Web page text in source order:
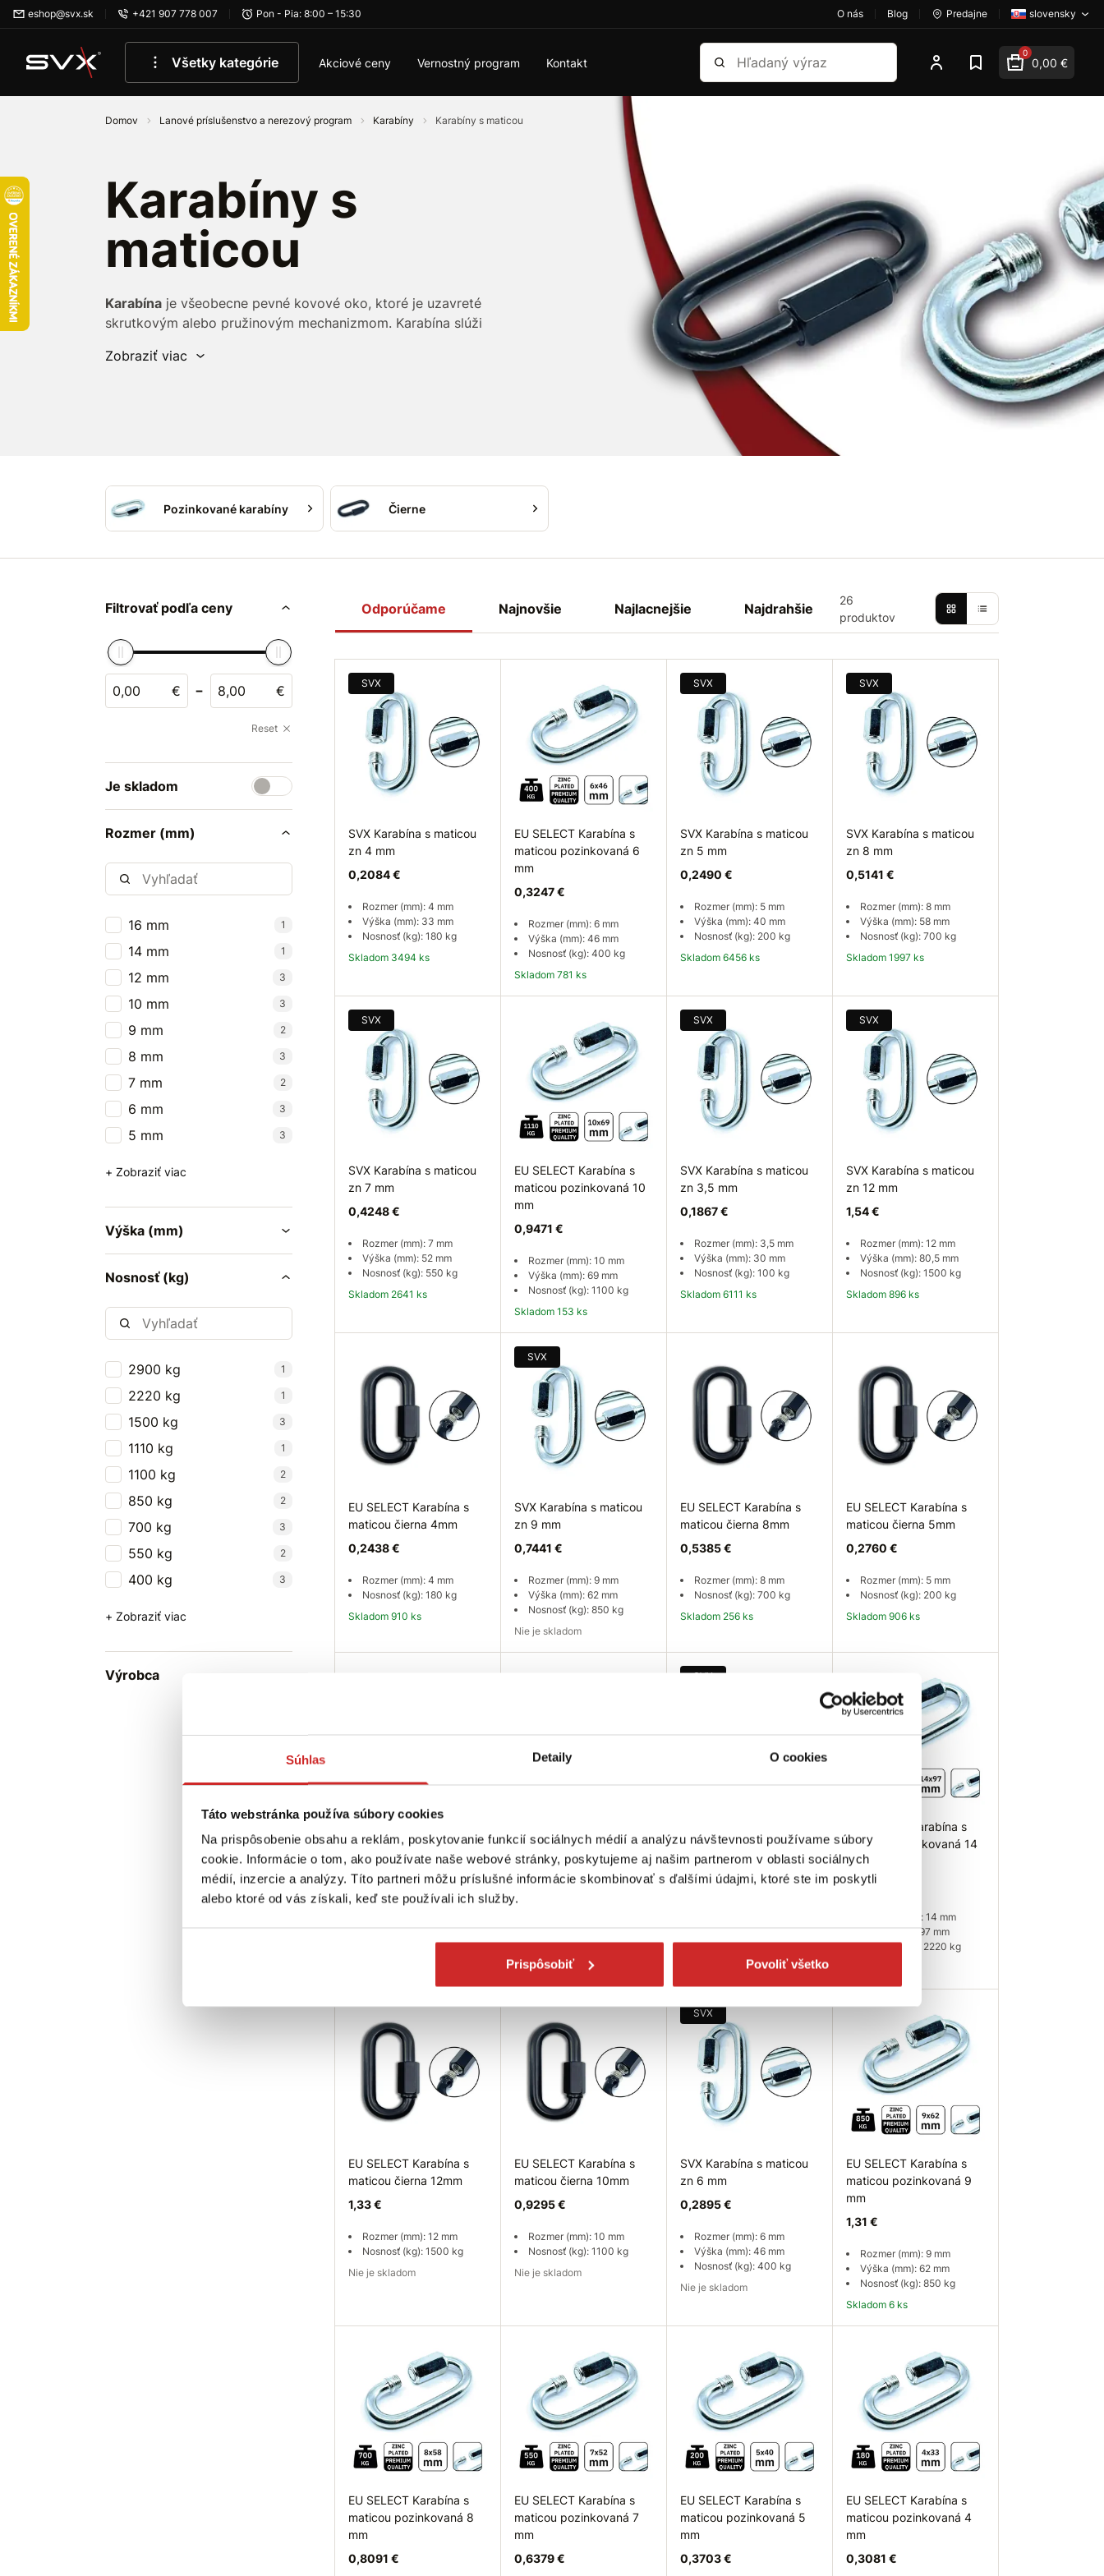
Súhlas Detaily O cookies
Táto webstránka používa súbory cookies
Na prispôsobenie obsahu a reklám, poskytovanie funkcií sociálnych médií a analýzu návštevnosti používame súbory
cookie. Informácie o tom, ako používate naše webové stránky, poskytujeme aj našim partnerom v oblasti sociálnych
médií, inzercie a analýzy. Títo partneri môžu príslušné informácie skombinovať s ďalšími údajmi, ktoré ste im poskytli
alebo ktoré od vás získali, keď ste používali ich služby.
Prispôsobiť Povoliť všetko
Preskočiť na hlavný obsah
eshop@svx.sk +421 907 778 007 Pon - Pia: 8:00 – 15:30 O nás Blog Predajne slovensky
Všetky kategórie Akciové ceny Vernostný program Kontakt
Vyhľadať 0
0,00 €
Domov Lanové príslušenstvo a nerezový program Karabíny Karabíny s maticou
Karabíny s
maticou
Karabína je všeobecne pevné kovové oko, ktoré je uzavreté
skrutkovým alebo pružinovým mechanizmom. Karabína slúži
je napríklad horolezectvo, záchranárstvo, práca vo výškach a
jednoduchým otočením matice zaisťovacej skrutky.
Zobraziť viac
Pozinkované karabíny Čierne
Filtrovať podľa ceny
€ - €
Reset
Je skladom
Rozmer (mm)
16 mm 1
14 mm 1
12 mm 3
10 mm 3
9 mm 2
8 mm 3
7 mm 2
6 mm 3
5 mm 3
+ Zobraziť viac
Výška (mm)
Nosnosť (kg)
2900 kg 1
2220 kg 1
1500 kg 3
1110 kg 1
1100 kg 2
850 kg 2
700 kg 3
550 kg 2
400 kg 3
+ Zobraziť viac
Výrobca
Odporúčame Najnovšie Najlacnejšie Najdrahšie
26
produktov
SVX
SVX Karabína s maticou
zn 4 mm
0,2084 €
Rozmer (mm): 4 mm
Výška (mm): 33 mm
Nosnosť (kg): 180 kg
Skladom 3494 ks
Do košíka
EU SELECT Karabína s
maticou pozinkovaná 6
mm
0,3247 €
Rozmer (mm): 6 mm
Výška (mm): 46 mm
Nosnosť (kg): 400 kg
Skladom 781 ks
SVX
SVX Karabína s maticou
zn 5 mm
0,2490 €
Rozmer (mm): 5 mm
Výška (mm): 40 mm
Nosnosť (kg): 200 kg
Skladom 6456 ks
Do košíka
SVX
SVX Karabína s maticou
zn 8 mm
0,5141 €
Rozmer (mm): 8 mm
Výška (mm): 58 mm
Nosnosť (kg): 700 kg
Skladom 1997 ks
Do košíka
SVX
SVX Karabína s maticou
zn 7 mm
0,4248 €
Rozmer (mm): 7 mm
Výška (mm): 52 mm
Nosnosť (kg): 550 kg
Skladom 2641 ks
EU SELECT Karabína s
maticou pozinkovaná 10
mm
0,9471 €
Rozmer (mm): 10 mm
Výška (mm): 69 mm
Nosnosť (kg): 1100 kg
Skladom 153 ks
Do košíka
SVX
SVX Karabína s maticou
zn 3,5 mm
0,1867 €
Rozmer (mm): 3,5 mm
Výška (mm): 30 mm
Nosnosť (kg): 100 kg
Skladom 6111 ks
SVX
SVX Karabína s maticou
zn 12 mm
1,54 €
Rozmer (mm): 12 mm
Výška (mm): 80,5 mm
Nosnosť (kg): 1500 kg
Skladom 896 ks
EU SELECT Karabína s
maticou čierna 4mm
0,2438 €
Rozmer (mm): 4 mm
Nosnosť (kg): 180 kg
Skladom 910 ks
SVX
SVX Karabína s maticou
zn 9 mm
0,7441 €
Rozmer (mm): 9 mm
Výška (mm): 62 mm
Nosnosť (kg): 850 kg
Nie je skladom
EU SELECT Karabína s
maticou čierna 8mm
0,5385 €
Rozmer (mm): 8 mm
Nosnosť (kg): 700 kg
Skladom 256 ks
Do košíka
EU SELECT Karabína s
maticou čierna 5mm
0,2760 €
Rozmer (mm): 5 mm
Nosnosť (kg): 200 kg
Skladom 906 ks
maticou čierna 6mm
0,3591 €
Rozmer (mm): 6 mm
Do košíka
maticou pozinkovaná 16
mm
7,78 €
Nosnosť (kg): 2900 kg
Skladom 41 ks
Do košíka
SVX
zn 10 mm
0,8455 €
Dopytovať dostupnosť
EU SELECT Karabína s
maticou pozinkovaná 14
mm
3,27 €
Rozmer (mm): 14 mm
Výška (mm): 97 mm
Nosnosť (kg): 2220 kg
Do košíka
EU SELECT Karabína s
maticou čierna 12mm
1,33 €
Rozmer (mm): 12 mm
Nosnosť (kg): 1500 kg
Nie je skladom
EU SELECT Karabína s
maticou čierna 10mm
0,9295 €
Rozmer (mm): 10 mm
Nosnosť (kg): 1100 kg
Nie je skladom
SVX
SVX Karabína s maticou
zn 6 mm
0,2895 €
Rozmer (mm): 6 mm
Výška (mm): 46 mm
Nosnosť (kg): 400 kg
Nie je skladom
EU SELECT Karabína s
maticou pozinkovaná 9
mm
1,31 €
Rozmer (mm): 9 mm
Výška (mm): 62 mm
Nosnosť (kg): 850 kg
Skladom 6 ks
EU SELECT Karabína s
maticou pozinkovaná 8
mm
0,8091 €
EU SELECT Karabína s
maticou pozinkovaná 7
mm
0,6379 €
EU SELECT Karabína s
maticou pozinkovaná 5
mm
0,3703 €
EU SELECT Karabína s
maticou pozinkovaná 4
mm
0,3081 €